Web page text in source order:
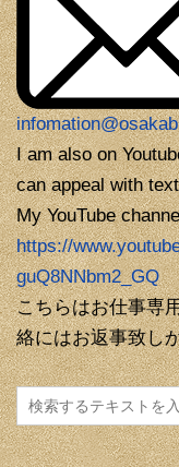
I am also on
can appeal with
My YouTube
https://
guQ8NNbm2_GQ
こちらはお仕事専
絡にはお返事致し